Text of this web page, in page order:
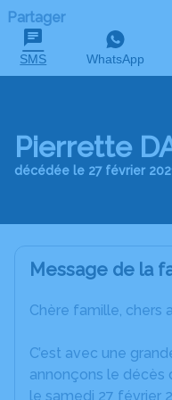
Partager
SMS WhatsApp
Pierrette
décédée le 27 février
Message de la
Chère famille, chers
C’est avec une
annonçons le décès
le samedi 27 février